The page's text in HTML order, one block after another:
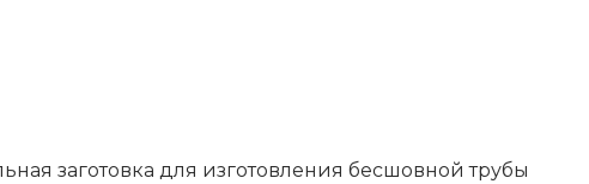
заготовка для изготовления бесшовной трубы